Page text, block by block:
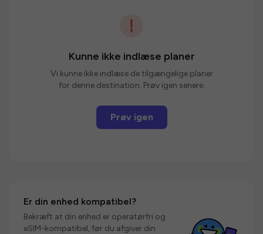
Kunne ikke indlæse planer
Vi kunne ikke indlæse de tilgængelige planer
for denne destination. Prøv igen senere.
Prøv igen
Er din enhed kompatibel?
Bekræft at din enhed er operatørfri og
eSIM-kompatibel, før du afgiver din